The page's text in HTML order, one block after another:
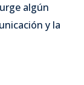
algún
y la